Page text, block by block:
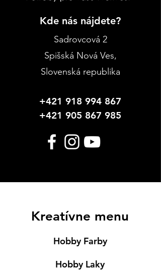
Kde nás nájdete?
Sadrovcová 2
Spišská Nová Ves,
Slovenská republika
+421 918 994 867
+421 905 867 985
Kreatívne menu
Hobby Farby
Hobby Laky